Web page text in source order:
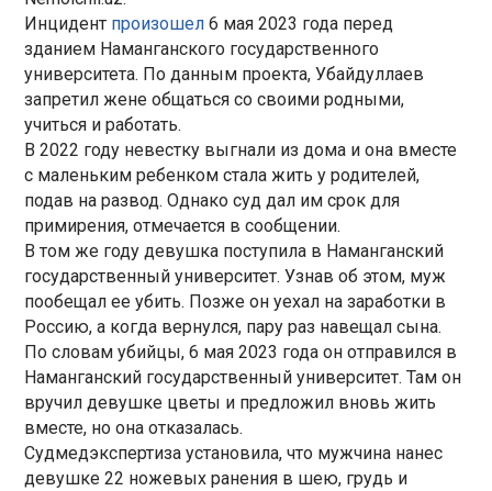
Инцидент произошел6 мая 2023 года перед
зданием Наманганского государственного
университета. По данным проекта, Убайдуллаев
запретил жене общаться со своими родными,
учиться и работать.
В 2022 году невестку выгнали из дома и она вместе
с маленьким ребенком стала жить у родителей,
подав на развод. Однако суд дал им срок для
примирения, отмечается в сообщении.
В том же году девушка поступила в Наманганский
государственный университет. Узнав об этом, муж
пообещал ее убить. Позже он уехал на заработки в
Россию, а когда вернулся, пару раз навещал сына.
По словам убийцы, 6 мая 2023 года он отправился в
Наманганский государственный университет. Там он
вручил девушке цветы и предложил вновь жить
вместе, но она отказалась.
Судмедэкспертиза установила, что мужчина нанес
девушке 22 ножевых ранения в шею, грудь и